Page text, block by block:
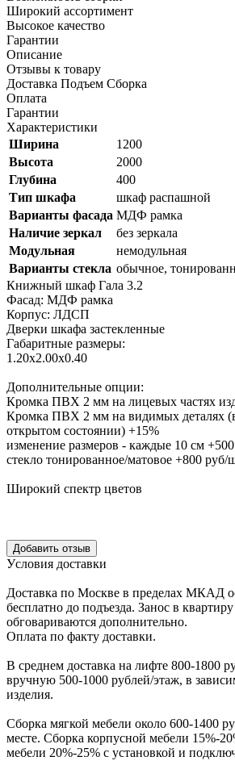
Широкий ассортимент
Высокое качество
Гарантии
Описание
Отзывы к товару
Доставка Подъем Сборка
Оплата
Гарантии
Характеристики
Ширина
1200
Высота
2000
Глубина
400
Тип шкафа
шкаф распашной
Варианты фасада МДФ рамка
Наличие зеркал
без зеркала
Модульная
немодульная
Варианты стекла обычное,
Книжный шкаф Гала 3.2
Фасад: МДФ рамка
Корпус: ЛДСП
Дверки шкафа застекленные
Габаритные размеры:
1.20х2.00х0.40
Дополнительные опции:
Кромка ПВХ 2 мм на лицевых частях
Кромка ПВХ 2 мм на видимых деталях
открытом состоянии) +15%
изменение размеров - каждые 10 см
стекло тонированное/матовое +800 руб/
Широкий спектр цветов
Уcловия доcтавки
Доcтавка по Моcкве в пределах МКАД
беcплатно до подъезда. Заноc в
обговариваютcя дополнительно.
Оплата по факту доставки.
В cреднем доcтавка на лифте 800-1800
вручную 500-1000 рублей/этаж, в
изделия.
Сборка мягкой мебели около 600-1400
месте. Сборка корпусной мебели 15%-
мебели 20%-25% с установкой и